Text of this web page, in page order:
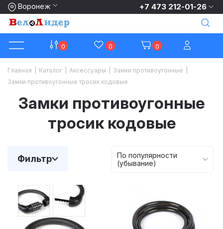
Воронеж +7 473 212-01-26
0 0 0
Главная Каталог Аксессуары Замки противоугонные
Замки противоугонные тросик кодовые
Замки противоугонные
тросик кодовые
Фильтр
По популярности
(убывание)